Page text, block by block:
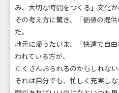
み、大切な時間をつくる」文化が
その考え方に驚き、「価値の提
た。
地元に帰ったいま、「快適で自
われている方が、
たくさんおられるのかもしれない
それは自分でも、忙しく充実し